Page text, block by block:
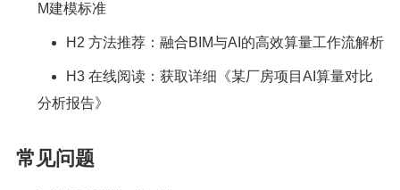
M建模标准
H2 方法推荐：融合BIM与AI的高效算量工作流解析
H3 在线阅读：获取详细《某厂房项目AI算量对比
分析报告》
常见问题